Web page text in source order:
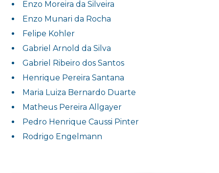
Enzo Moreira da Silveira
Enzo Munari da Rocha
Felipe Kohler
Gabriel Arnold da Silva
Gabriel Ribeiro dos Santos
Henrique Pereira Santana
Maria Luiza Bernardo Duarte
Matheus Pereira Allgayer
Pedro Henrique Caussi Pinter
Rodrigo Engelmann